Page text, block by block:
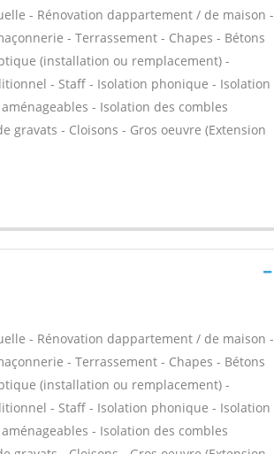
- Rénovation dappartement / de maison -
- Terrassement - Chapes - Bétons
(installation ou remplacement) -
- Staff - Isolation phonique - Isolation
- Isolation des combles
gravats - Cloisons - Gros oeuvre (Extension
- Rénovation dappartement / de maison -
- Terrassement - Chapes - Bétons
(installation ou remplacement) -
- Staff - Isolation phonique - Isolation
- Isolation des combles